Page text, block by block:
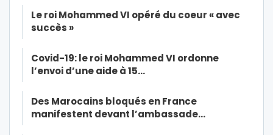
Le roi Mohammed VI opéré du coeur « avec
succès »
Covid-19: le roi Mohammed VI ordonne
l’envoi d’une aide à 15…
Des Marocains bloqués en France
manifestent devant l’ambassade…